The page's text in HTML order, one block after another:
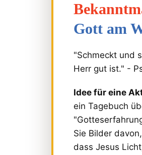
Gott am
"Schmeckt und
Herr gut ist." -
Idee für eine
ein Tagebuch
Sie Bilder
dass Jesus